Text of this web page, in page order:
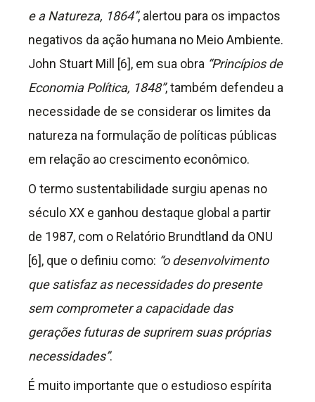
e a Natureza, 1864”, alertou para os impactos
negativos da ação humana no Meio Ambiente.
John Stuart Mill [6], em sua obra “Princípios de
Economia Política, 1848”, também defendeu a
necessidade de se considerar os limites da
natureza na formulação de políticas públicas
em relação ao crescimento econômico.
O termo sustentabilidade surgiu apenas no
século XX e ganhou destaque global a partir
de 1987, com o Relatório Brundtland da ONU
[6], que o definiu como: “o desenvolvimento
que satisfaz as necessidades do presente
sem comprometer a capacidade das
gerações futuras de suprirem suas próprias
necessidades”.
É muito importante que o estudioso espírita